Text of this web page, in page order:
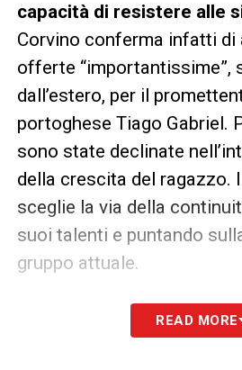
capacità di resistere alle
Corvino conferma infatti di
offerte “importantissime”,
dall’estero, per il
portoghese Tiago Gabriel.
sono state declinate
della crescita del ragazzo.
sceglie la via della
suoi talenti e puntando
gruppo attuale.
LA PLAYLIST DELLEREAD MORE